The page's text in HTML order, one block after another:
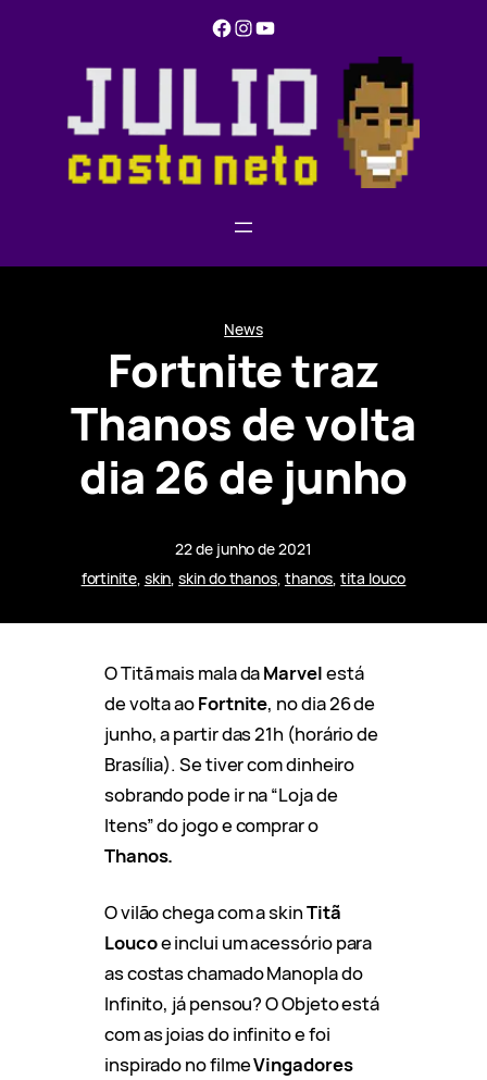
Facebook Instagram YouTube
News
Fortnite traz
Thanos de volta
dia 26 de junho
22 de junho de 2021
fortinite, skin, skin do thanos, thanos, tita louco
O Titã mais mala daMarvelestá
de volta aoFortnite, no dia 26 de
junho, a partir das 21h (horário de
Brasília). Se tiver com dinheiro
sobrando pode ir na “Loja de
Itens” do jogo e comprar o
Thanos.
O vilão chega com a skinTitã
Loucoe inclui um acessório para
as costas chamado Manopla do
Infinito, já pensou? O Objeto está
com as joias do infinito e foi
inspirado no filmeVingadores